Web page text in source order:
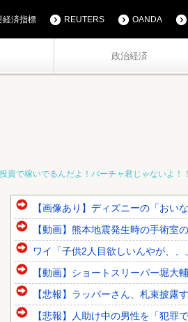
政治経済
経済指標 REUTERS OANDA
資で稼いでるんだよ！バーチャ君じゃないよ！
【画像あり】ディズニーの「おい
【動画】熊本地震発生時の手術室
ワイ「子供2人目欲しいんやが、
【動画】ショートスリーパー堀大
【悲報】ラッパーさん、札束披露
【悲報】人助け中の男性を「犯罪